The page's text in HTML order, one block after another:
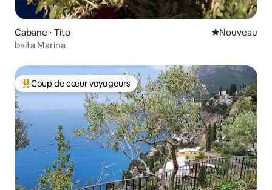
Cabane ⋅ Tito Nouvel
Nouveau
baita Marina
Coups de cœur voyageurs les plus appréciés
Coup de cœur voyageurs